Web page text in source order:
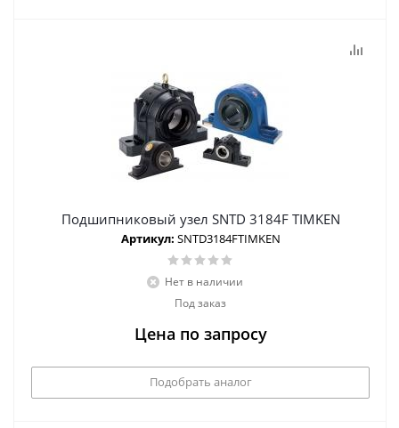
Подшипниковый узел SNTD 3184F TIMKEN
Артикул: SNTD3184FTIMKEN
Нет в наличии
Под заказ
Цена по запросу
Подобрать аналог